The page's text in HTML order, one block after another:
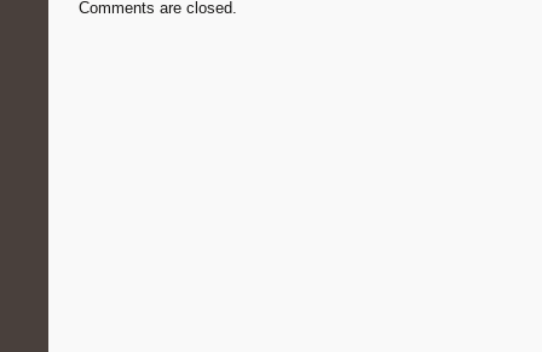
Comments are closed.